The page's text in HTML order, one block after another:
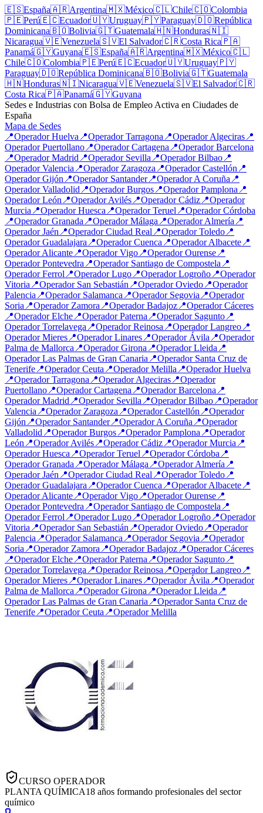
🇪🇸España🇦🇷Argentina🇲🇽México🇨🇱Chile🇨🇴Colombia
🇵🇪Perú🇪🇨Ecuador🇺🇾Uruguay🇵🇾Paraguay🇩🇴República
Dominicana🇧🇴Bolivia🇬🇹Guatemala🇭🇳Honduras🇳🇮
Nicaragua🇻🇪Venezuela🇸🇻El Salvador🇨🇷Costa Rica🇵🇦
Panamá🇬🇾Guyana🇪🇸España🇦🇷Argentina🇲🇽México🇨🇱
Chile🇨🇴Colombia🇵🇪Perú🇪🇨Ecuador🇺🇾Uruguay🇵🇾
Paraguay🇩🇴República Dominicana🇧🇴Bolivia🇬🇹Guatemala
🇭🇳Honduras🇳🇮Nicaragua🇻🇪Venezuela🇸🇻El Salvador🇨🇷
Costa Rica🇵🇦Panamá🇬🇾Guyana
Sedes e Industrias con Bolsa de Empleo Activa en Ciudades de
España
Mapa de Sedes
📍OperadorHuelva 📍OperadorTarragona 📍OperadorAlgeciras 📍
OperadorPuertollano 📍OperadorCartagena 📍OperadorBarcelona
📍OperadorMadrid 📍Operador Sevilla 📍OperadorBilbao 📍
OperadorValencia 📍Operador Zaragoza 📍OperadorCastellón 📍
OperadorGijón 📍Operador Santander📍OperadorA Coruña 📍
OperadorValladolid 📍OperadorBurgos 📍OperadorPamplona 📍
OperadorLeón 📍OperadorAvilés 📍OperadorCádiz 📍Operador
Murcia 📍OperadorHuesca 📍OperadorTeruel 📍OperadorCórdoba
📍OperadorGranada 📍OperadorMálaga 📍OperadorAlmería 📍
OperadorJaén 📍OperadorCiudad Real 📍OperadorToledo 📍
OperadorGuadalajara 📍OperadorCuenca 📍OperadorAlbacete 📍
OperadorAlicante 📍OperadorVigo 📍OperadorOurense 📍
OperadorPontevedra 📍Operador Santiago de Compostela 📍
OperadorFerrol 📍OperadorLugo 📍OperadorLogroño 📍Operador
Vitoria 📍Operador San Sebastián 📍OperadorOviedo 📍Operador
Palencia 📍Operador Salamanca 📍Operador Segovia 📍Operador
Soria 📍Operador Zamora 📍OperadorBadajoz 📍OperadorCáceres
📍OperadorElche 📍OperadorPaterna 📍Operador Sagunto 📍
OperadorTorrelavega 📍OperadorReinosa 📍OperadorLangreo 📍
OperadorMieres 📍OperadorLinares 📍Operador Ávila 📍Operador
Palma de Mallorca 📍OperadorGirona 📍OperadorLleida 📍
OperadorLas Palmas de Gran Canaria 📍Operador Santa Cruz de
Tenerife 📍OperadorCeuta 📍OperadorMelilla 📍OperadorHuelva
📍OperadorTarragona 📍OperadorAlgeciras 📍Operador
Puertollano 📍OperadorCartagena 📍OperadorBarcelona 📍
OperadorMadrid 📍Operador Sevilla 📍OperadorBilbao 📍Operador
Valencia 📍Operador Zaragoza 📍OperadorCastellón 📍Operador
Gijón 📍Operador Santander📍OperadorA Coruña 📍Operador
Valladolid 📍OperadorBurgos 📍OperadorPamplona 📍Operador
León 📍OperadorAvilés 📍OperadorCádiz 📍OperadorMurcia 📍
OperadorHuesca 📍OperadorTeruel 📍OperadorCórdoba 📍
OperadorGranada 📍OperadorMálaga 📍OperadorAlmería 📍
OperadorJaén 📍OperadorCiudad Real 📍OperadorToledo 📍
OperadorGuadalajara 📍OperadorCuenca 📍OperadorAlbacete 📍
OperadorAlicante 📍OperadorVigo 📍OperadorOurense 📍
OperadorPontevedra 📍Operador Santiago de Compostela 📍
OperadorFerrol 📍OperadorLugo 📍OperadorLogroño 📍Operador
Vitoria 📍Operador San Sebastián 📍OperadorOviedo 📍Operador
Palencia 📍Operador Salamanca 📍Operador Segovia 📍Operador
Soria 📍Operador Zamora 📍OperadorBadajoz 📍OperadorCáceres
📍OperadorElche 📍OperadorPaterna 📍Operador Sagunto 📍
OperadorTorrelavega 📍OperadorReinosa 📍OperadorLangreo 📍
OperadorMieres 📍OperadorLinares 📍Operador Ávila 📍Operador
Palma de Mallorca 📍OperadorGirona 📍OperadorLleida 📍
OperadorLas Palmas de Gran Canaria 📍Operador Santa Cruz de
Tenerife 📍OperadorCeuta 📍OperadorMelilla
CURSO OPERADOR
PLANTA QUÍMICA18 años formando profesionales del sector
químico